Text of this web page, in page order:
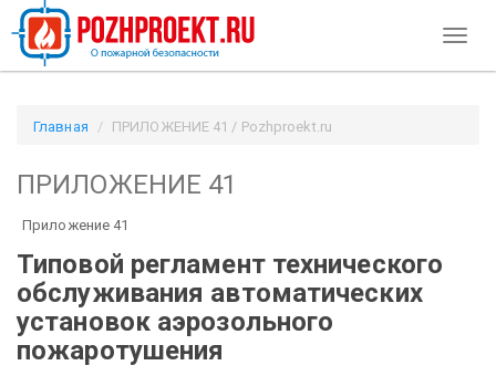
Главная ПРИЛОЖЕНИЕ 41 / Pozhproekt.ru
ПРИЛОЖЕНИЕ 41
Приложение 41
Типовой регламент технического
обслуживания автоматических
установок аэрозольного
пожаротушения